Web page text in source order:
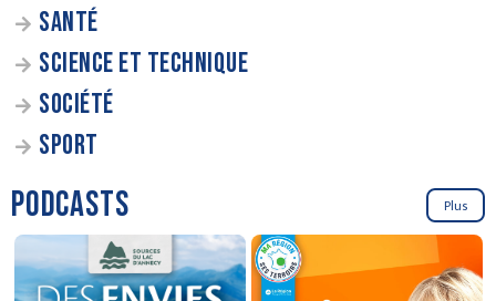
SANTÉ
SCIENCE ET TECHNIQUE
SOCIÉTÉ
SPORT
PODCASTS Plus